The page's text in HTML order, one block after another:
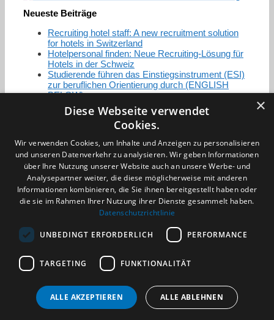
Neueste Beiträge
Recruiting hotel staff: A new recruitment solution
for hotels in Switzerland
Hotelpersonal finden: Neue Recruiting-Lösung für
Hotels in der Schweiz
Studierende führen das Einstiegsinstrument (ESI)
zur beruflichen Orientierung durch (ENGLISH
BELOW)
Zertifizierung / Mitgliedschaften
Datenschutzerklärung
Benachrichtigungsservice
Kontakt und Anfahrt
×
Diese Webseite verwendet
Cookies.
Wir verwenden Cookies, um Inhalte und Anzeigen zu personalisieren
und unseren Datenverkehr zu analysieren. Wir geben Informationen
über Ihre Nutzung unserer Website auch an unsere Werbe- und
Analysepartner weiter, die diese möglicherweise mit anderen
Informationen kombinieren, die Sie ihnen bereitgestellt haben oder
die sie im Rahmen Ihrer Nutzung ihrer Dienste gesammelt haben.
Datenschutzrichtlinie
UNBEDINGT ERFORDERLICH PERFORMANCE
TARGETING FUNKTIONALITÄT
ALLE AKZEPTIEREN ALLE ABLEHNEN